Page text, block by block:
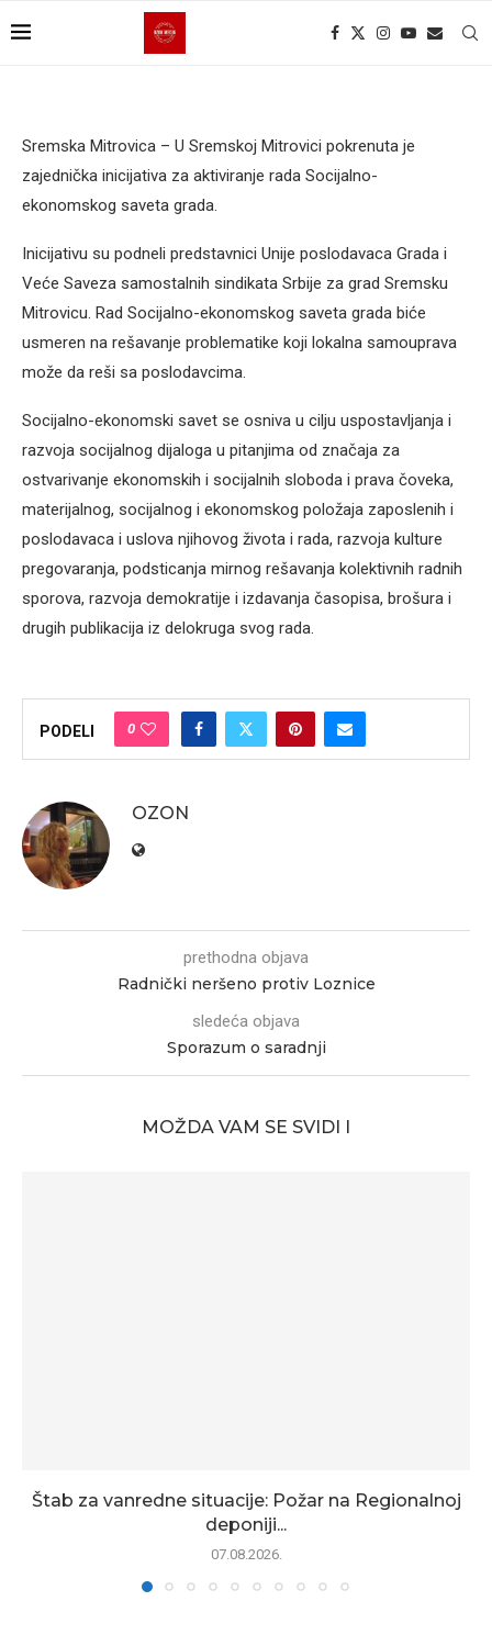
Sremska Mitrovica – U Sremskoj Mitrovici pokrenuta je
zajednička inicijativa za aktiviranje rada Socijalno-
ekonomskog saveta grada.
Inicijativu su podneli predstavnici Unije poslodavaca Grada i
Veće Saveza samostalnih sindikata Srbije za grad Sremsku
Mitrovicu. Rad Socijalno-ekonomskog saveta grada biće
usmeren na rešavanje problematike koji lokalna samouprava
može da reši sa poslodavcima.
Socijalno-ekonomski savet se osniva u cilju uspostavljanja i
razvoja socijalnog dijaloga u pitanjima od značaja za
ostvarivanje ekonomskih i socijalnih sloboda i prava čoveka,
materijalnog, socijalnog i ekonomskog položaja zaposlenih i
poslodavaca i uslova njihovog života i rada, razvoja kulture
pregovaranja, podsticanja mirnog rešavanja kolektivnih radnih
sporova, razvoja demokratije i izdavanja časopisa, brošura i
drugih publikacija iz delokruga svog rada.
PODELI 0
OZON
prethodna objava
Radnički neršeno protiv Loznice
sledeća objava
Sporazum o saradnji
MOŽDA VAM SE SVIDI I
Štab za vanredne situacije: Požar na Regionalnoj
deponiji...
07.08.2026.